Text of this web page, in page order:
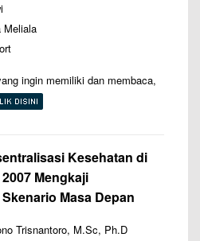
Meliala
ingin memiliki dan membaca,
Kesehatan di
Mengkaji
Masa Depan
Trisnantoro, M.Sc, Ph.D